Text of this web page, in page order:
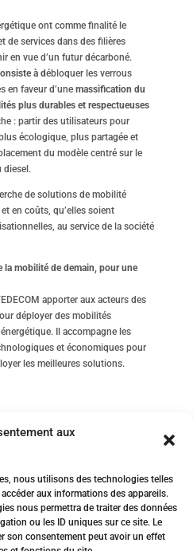
aux
nous utilisons des technologies telles
aux informations des appareils.
nous permettra de traiter des données
ou les ID uniques sur ce site. Le
son consentement peut avoir un effet
ont comme finalité le
de services dans des filières
en vue d’un futur décarboné.
à débloquer les verrous
en faveur d’une massification du
plus durables et respectueuses
: partir des utilisateurs pour
écologique, plus partagée et
du modèle centré sur le
diesel.
de solutions de mobilité
en coûts, qu’elles soient
au service de la société
la mobilité de demain, pour une
apporter aux acteurs des
déployer des mobilités
Il accompagne les
et économiques pour
les meilleures solutions.
de l’environnement
dans une démarche RSE et a
du vélo et aménagement du
de bornes de recharge